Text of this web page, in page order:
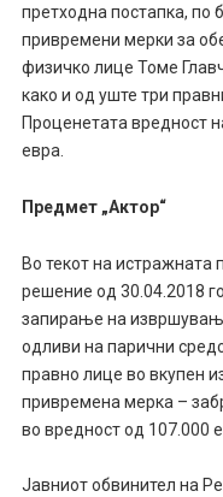
претходна постапка,
привремени мерки за
физичко лице Томе
како и од уште три
Проценетата вредност
евра.
Предмет „Актор“
Во текот на истражната
решение од 30.04.2018
запирање на
одливи на парични
правно лице во вкупен
привремена мерка –
во вредност од 107.000
Јавниот обвинител на